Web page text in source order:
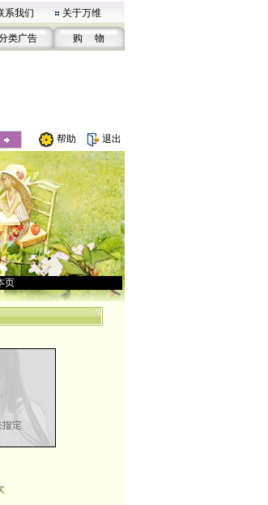
系我们 关于万维
类广告 购 物
帮助 退出
页